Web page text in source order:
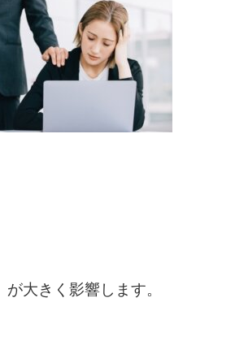
が大きく影響します。